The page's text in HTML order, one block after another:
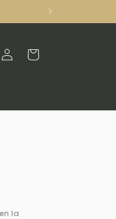
Carrito
la